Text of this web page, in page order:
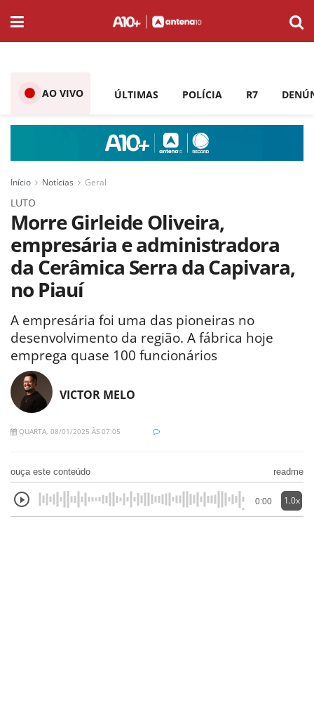
AO VIVO ÚLTIMAS POLÍCIA R7
Início Notícias Geral
LUTO
Morre Girleide Oliveira,
empresária e administradora
da Cerâmica Serra da Capivara,
no Piauí
A empresária foi uma das pioneiras no
desenvolvimento da região. A fábrica hoje
emprega quase 100 funcionários
VICTOR MELO
QUARTA, 08/01/2025 ÀS 07:05
ouça este conteúdo readme
0:00 1.0x